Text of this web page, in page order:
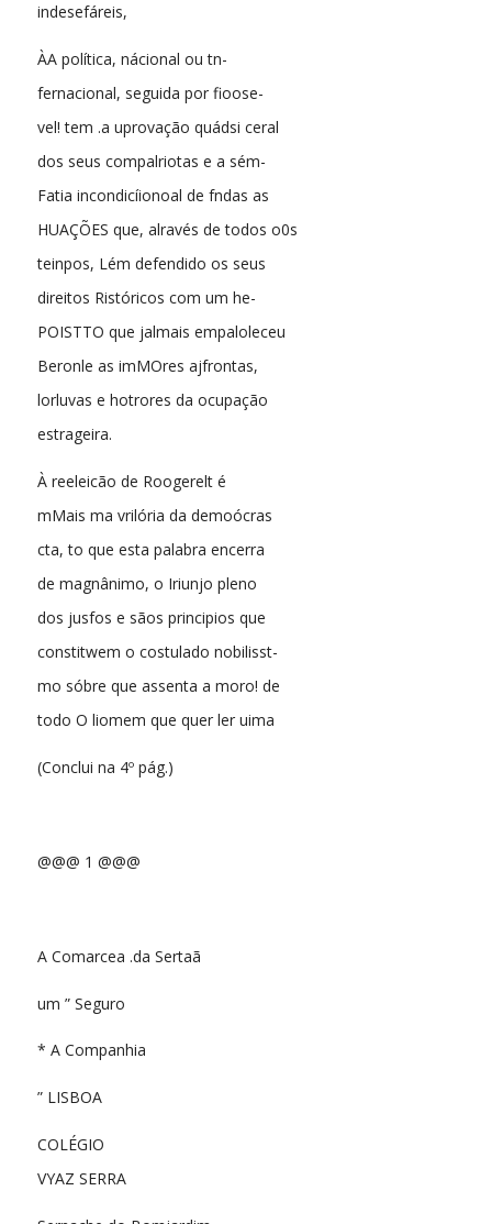
indesefáreis,
ÀA política, nácional ou tn-
fernacional, seguida por fioose-
vel! tem .a uprovação quádsi ceral
dos seus compalriotas e a sém-
Fatia incondicíionoal de fndas as
HUAÇÕES que, alravés de todos o0s
teinpos, Lém defendido os seus
direitos Ristóricos com um he-
POISTTO que jalmais empaloleceu
Beronle as imMOres ajfrontas,
lorluvas e hotrores da ocupação
estrageira.
À reeleicão de Roogerelt é
mMais ma vrilória da demoócras
cta, to que esta palabra encerra
de magnânimo, o Iriunjo pleno
dos jusfos e sãos principios que
constitwem o costulado nobilisst-
mo sóbre que assenta a moro! de
todo O liomem que quer ler uima
(Conclui na 4º pág.)
@@@ 1 @@@
A Comarcea .da Sertaã
um ” Seguro
* A Companhia
” LISBOA
COLÉGIO
VYAZ SERRA